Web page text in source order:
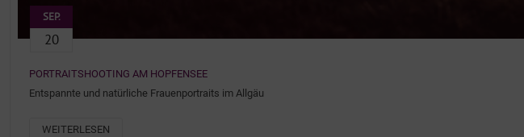
SEP.
20
PORTRAITSHOOTING AM HOPFENSEE
Entspannte und natürliche Frauenportraits im Allgäu
WEITERLESEN